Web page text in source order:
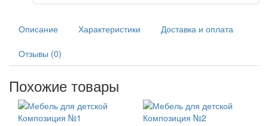
Описание Характеристики Доставка и оплата
Отзывы (0)
Похожие товары